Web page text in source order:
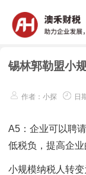
锡林郭勒盟小
作者：小探 日
A5：企业可以聘
低税负，提高企业
小规模纳税人转